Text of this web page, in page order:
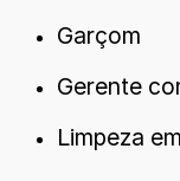
Garçom
Gerente
Limpeza